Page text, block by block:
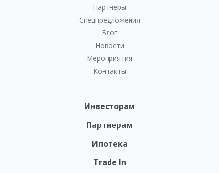
Партнеры
Спецпредложения
Блог
Новости
Мероприятия
Контакты
Инвесторам
Партнерам
Ипотека
Trade In